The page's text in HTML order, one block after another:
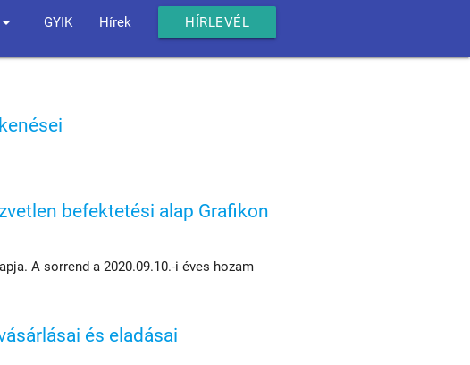
arrow_drop_down GYIK Hírek HÍRLEVÉL
befektetési alap Grafikon
A sorrend a 2020.09.10.-i éves hozam
és eladásai